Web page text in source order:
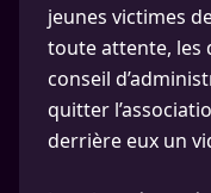
jeunes victimes
toute attente, les
conseil
quitter
derrière eux un